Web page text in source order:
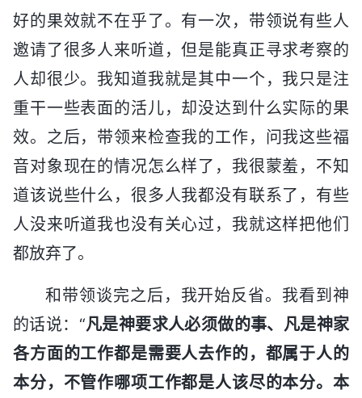
好的果效就不在乎了。有一次，带领说有些人
邀请了很多人来听道，但是能真正寻求考察的
人却很少。我知道我就是其中一个，我只是注
重干一些表面的活儿，却没达到什么实际的果
效。之后，带领来检查我的工作，问我这些福
音对象现在的情况怎么样了，我很蒙羞，不知
道该说些什么，很多人我都没有联系了，有些
人没来听道我也没有关心过，我就这样把他们
都放弃了。
和带领谈完之后，我开始反省。我看到神
的话说：“凡是神要求人必须做的事、凡是神家
各方面的工作都是需要人去作的，都属于人的
本分，不管作哪项工作都是人该尽的本分。本